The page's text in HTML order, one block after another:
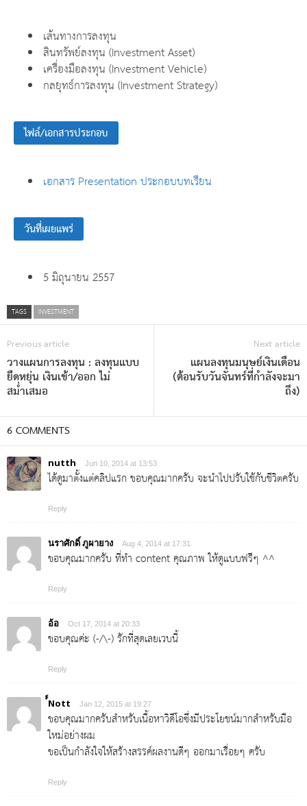
เส้นทางการลงทุน
สินทรัพย์ลงทุน (Investment Asset)
เครื่องมือลงทุน (Investment Vehicle)
กลยุทธ์การลงทุน (Investment Strategy)
ไฟล์/เอกสารประกอบ
เอกสาร Presentation ประกอบบทเรียน
วันที่เผยแพร่
5 มิถุนายน 2557
TAGS INVESTMENT
Previous article
วางแผนการลงทุน : ลงทุนแบบ
ยืดหยุ่น เงินเข้า/ออก ไม่
สม่ำเสมอ
Next article
แผนลงทุนมนุษย์เงินเดือน
(ต้อนรับวันจันทร์ที่กำลังจะมา
ถึง)
6 COMMENTS
nutth Jun 10, 2014 at 13:53
ได้ดูมาตั้งแต่คลิปแรก ขอบคุณมากครับ จะนำไปปรับใช้กับชีวิตครับ
Reply
นราศักดิ์ ภูผายาง Aug 4, 2014 at 17:31
ขอบคุณมากครับ ที่ทำ content คุณภาพ ให้ดูแบบฟรีๆ ^^
Reply
อ้อ Oct 17, 2014 at 20:33
ขอบคุณค่ะ (-/\-) รักที่สุดเลยเวบนี้
Reply
์์Nott Jan 12, 2015 at 19:27
ขอบคุณมากครับสำหรับเนื้อหาวิดีโอซึ่งมีประโยชน์มากสำหรับมือ
ใหม่อย่างผม
ขอเป็นกำลังใจให้สร้างสรรค์ผลงานดีๆ ออกมาเรื่อยๆ ครับ
Reply